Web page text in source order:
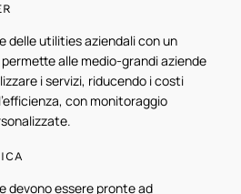
delle utilities aziendali con un
alle medio-grandi aziende
i servizi, riducendo i costi
con monitoraggio
devono essere pronte ad